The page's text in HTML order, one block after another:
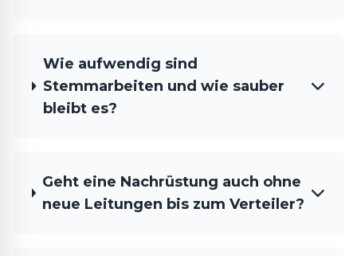
Wie aufwendig sind
Stemmarbeiten und wie sauber
bleibt es?
Geht eine Nachrüstung auch ohne
neue Leitungen bis zum Verteiler?